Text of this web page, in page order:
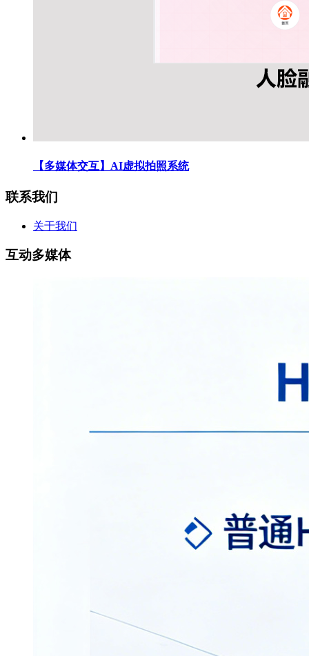
【多媒体交互】AI虚拟拍照系统
联系我们
关于我们
互动多媒体